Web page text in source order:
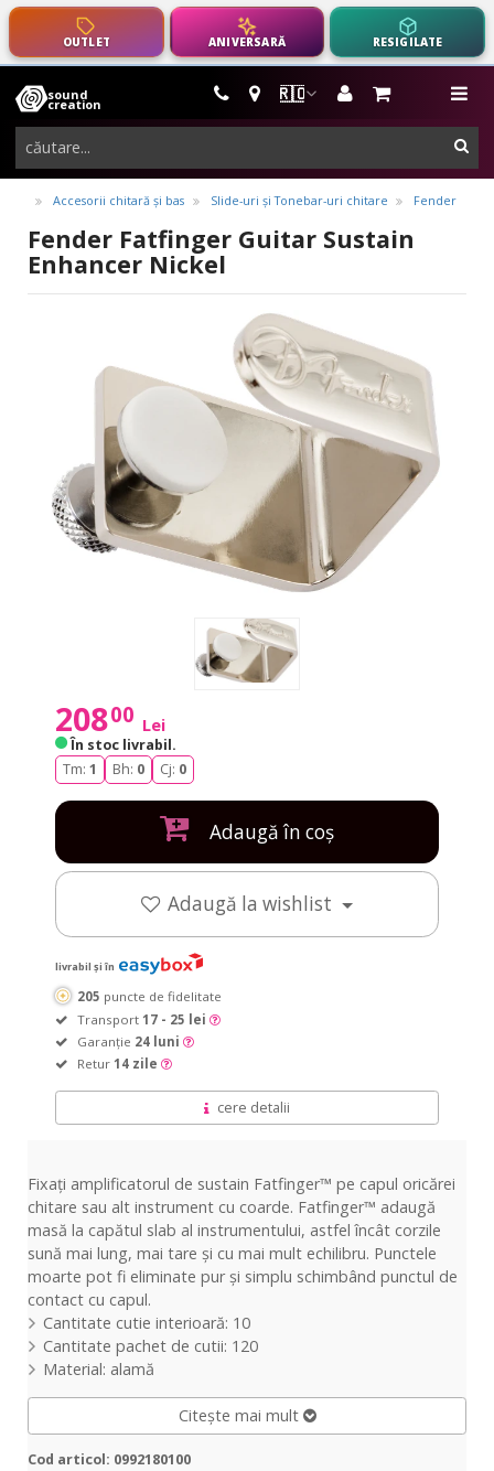
OUTLET ANIVERSARĂ RESIGILATE
🇷🇴
sound
creation
instrumente
muzicale,
echipamente
pro-
audio
Accesorii chitară și bas Slide-uri și Tonebar-uri chitare Fender
Fender Fatfinger Guitar Sustain
Enhancer Nickel
20800 Lei
În stoc livrabil.
Tm: 1 Bh: 0 Cj: 0
Adaugă în coș
Adaugă la wishlist
livrabil și în
205 puncte de fidelitate
Transport 17 - 25 lei
Garanție 24 luni
Retur 14 zile
cere detalii
Fixați amplificatorul de sustain Fatfinger™ pe capul oricărei
chitare sau alt instrument cu coarde. Fatfinger™ adaugă
masă la capătul slab al instrumentului, astfel încât corzile
sună mai lung, mai tare și cu mai mult echilibru. Punctele
moarte pot fi eliminate pur și simplu schimbând punctul de
contact cu capul.
Cantitate cutie interioară: 10
Cantitate pachet de cutii: 120
Material: alamă
Citește mai mult
Cod articol: 0992180100